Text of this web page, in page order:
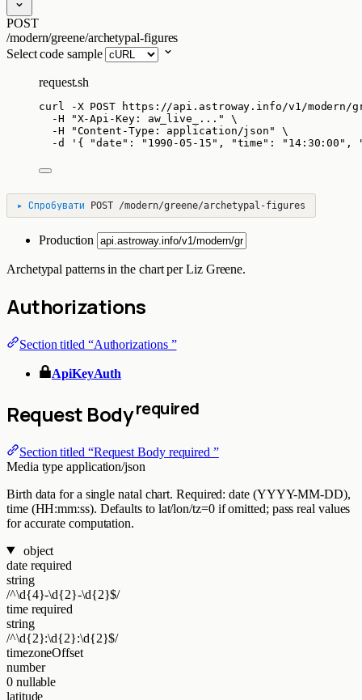
POST
/modern/greene/archetypal-figures
Select code sample
request.sh
curl -X POST
https://api.astroway.info/v1/modern/
-H
"X-Api-Key: aw_live_... "
\
-H
"Content-Type: application/json "
\
-d
' { "date": "1990-05-15", "time":
▸ Спробувати POST /modern/greene/archetypal-figures
Production
Archetypal patterns in the chart per Liz Greene.
Authorizations
Section titled “Authorizations ”
ApiKeyAuth
Request Bodyrequired
Section titled “Request Body required ”
Media type application/json
Birth data for a single natal chart. Required: date (YYYY-MM-DD),
time (HH:mm:ss). Defaults to lat/lon/tz=0 if omitted; pass real values
for accurate computation.
object
date required
string
/^\d{4}-\d{2}-\d{2}$/
time required
string
/^\d{2}:\d{2}:\d{2}$/
timezoneOffset
number
0 nullable
latitude